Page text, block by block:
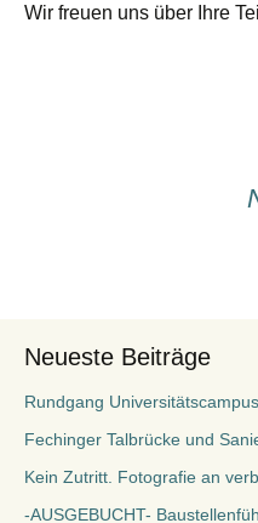
Wir freuen uns über Ihre
Neueste Beiträge
Rundgang
Fechinger Talbrücke und
Kein Zutritt. Fotografie an
-AUSGEBUCHT-